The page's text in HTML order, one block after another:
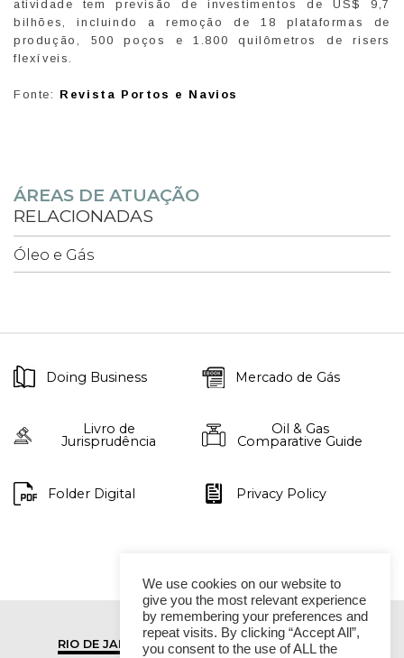
atividade tem previsão de investimentos de US$ 9,7
bilhões, incluindo a remoção de 18 plataformas de
produção, 500 poços e 1.800 quilômetros de risers
flexíveis.
Fonte: Revista Portos e Navios
ÁREAS DE ATUAÇÃO
RELACIONADAS
Óleo e Gás
Doing Business Mercado de Gás
Livro de
Jurisprudência
Oil & Gas
Comparative Guide
Folder Digital Privacy Policy
RIO DE JANEIRO SÃO PAULO
We use cookies on our website to
give you the most relevant experience
by remembering your preferences and
repeat visits. By clicking “Accept All”,
you consent to the use of ALL the